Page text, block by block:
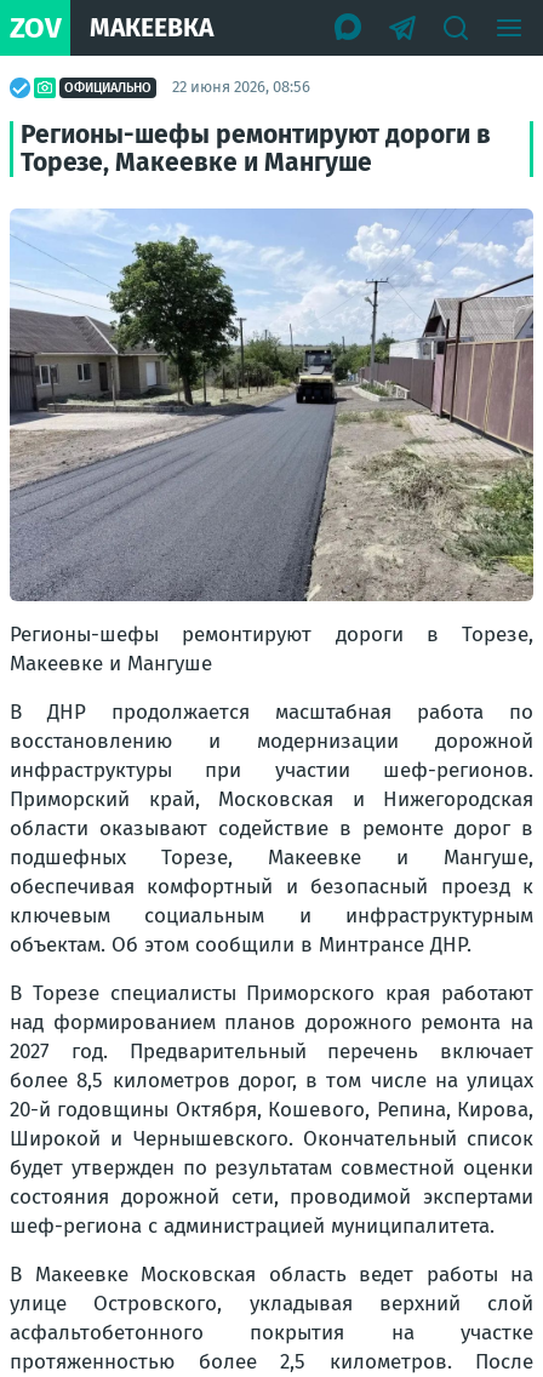
ZOV МАКЕЕВКА
ОФИЦИАЛЬНО 22 июня 2026, 08:56
Регионы-шефы ремонтируют дороги в
Торезе, Макеевке и Мангуше
Регионы-шефы ремонтируют дороги в Торезе,
Макеевке и Мангуше
В ДНР продолжается масштабная работа по
восстановлению и модернизации дорожной
инфраструктуры при участии шеф-регионов.
Приморский край, Московская и Нижегородская
области оказывают содействие в ремонте дорог в
подшефных Торезе, Макеевке и Мангуше,
обеспечивая комфортный и безопасный проезд к
ключевым социальным и инфраструктурным
объектам. Об этом сообщили в Минтрансе ДНР.
В Торезе специалисты Приморского края работают
над формированием планов дорожного ремонта на
2027 год. Предварительный перечень включает
более 8,5 километров дорог, в том числе на улицах
20-й годовщины Октября, Кошевого, Репина, Кирова,
Широкой и Чернышевского. Окончательный список
будет утвержден по результатам совместной оценки
состояния дорожной сети, проводимой экспертами
шеф-региона с администрацией муниципалитета.
В Макеевке Московская область ведет работы на
улице Островского, укладывая верхний слой
асфальтобетонного покрытия на участке
протяженностью более 2,5 километров. После